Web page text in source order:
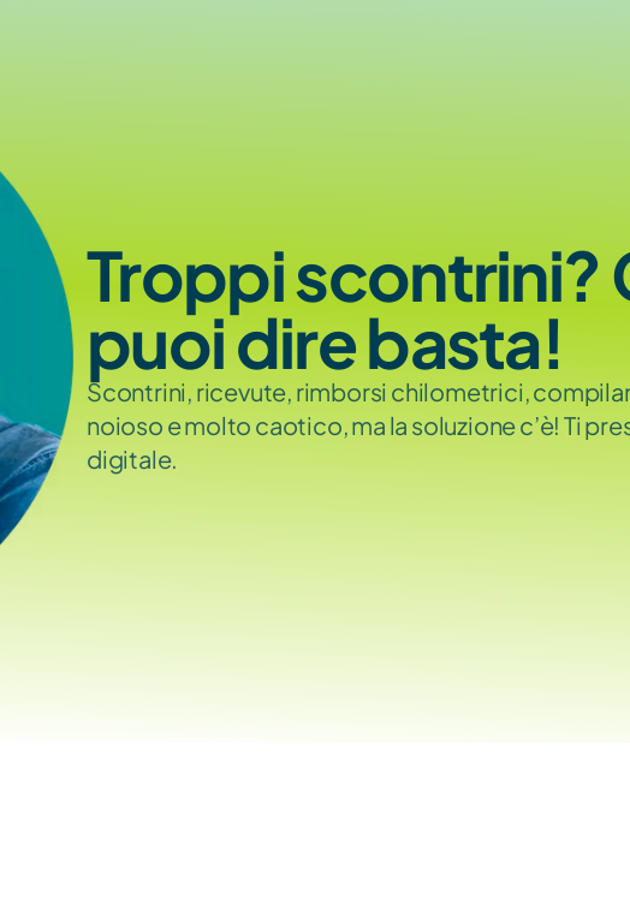
Troppi scontrini?
puoi dire basta!
Scontrini, ricevute, rimborsi chilometrici,
noioso e molto caotico, ma la soluzione c’è! Ti
digitale.